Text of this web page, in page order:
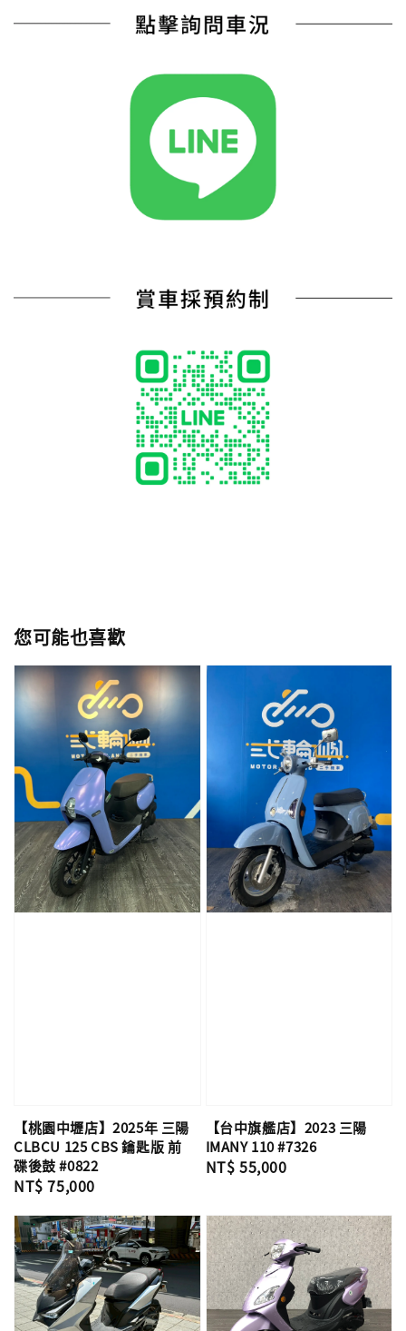
您可能也喜歡
【桃園中壢店】2025年 三陽
CLBCU 125 CBS 鑰匙版 前
碟後鼓 #0822
Regular
NT$ 75,000
【台中旗艦店】2023 三陽
IMANY 110 #7326
Regular
NT$ 55,000